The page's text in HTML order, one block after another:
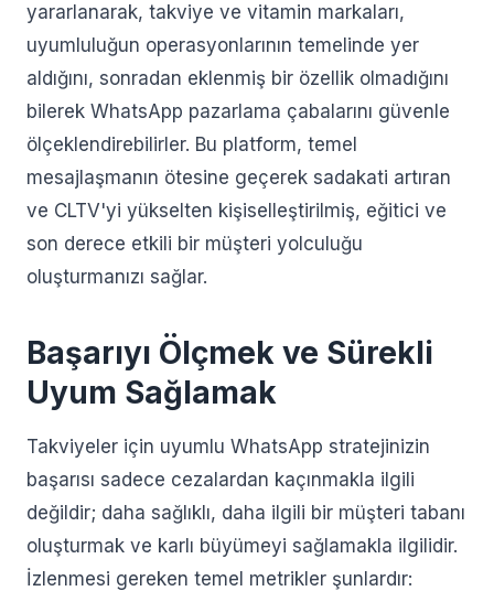
yararlanarak, takviye ve vitamin markaları,
uyumluluğun operasyonlarının temelinde yer
aldığını, sonradan eklenmiş bir özellik olmadığını
bilerek WhatsApp pazarlama çabalarını güvenle
ölçeklendirebilirler. Bu platform, temel
mesajlaşmanın ötesine geçerek sadakati artıran
ve CLTV'yi yükselten kişiselleştirilmiş, eğitici ve
son derece etkili bir müşteri yolculuğu
oluşturmanızı sağlar.
Başarıyı Ölçmek ve Sürekli
Uyum Sağlamak
Takviyeler için uyumlu WhatsApp stratejinizin
başarısı sadece cezalardan kaçınmakla ilgili
değildir; daha sağlıklı, daha ilgili bir müşteri tabanı
oluşturmak ve karlı büyümeyi sağlamakla ilgilidir.
İzlenmesi gereken temel metrikler şunlardır: